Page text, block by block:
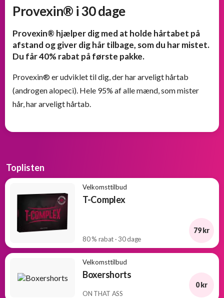
Provexin® i 30 dage
Provexin® hjælper dig med at holde hårtabet på
afstand og giver dig hår tilbage, som du har mistet.
Du får 40% rabat på første pakke.
Provexin® er udviklet til dig, der har arveligt hårtab
(androgen alopeci). Hele 95% af alle mænd, som mister
hår, har arveligt hårtab.
Toplisten
Velkomsttilbud
T-Complex
80 % rabat · 30 dage
79 kr
Velkomsttilbud
Boxershorts
ON THAT ASS
0 kr